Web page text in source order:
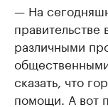
— На
различными
сказать, что
помощи. А вот